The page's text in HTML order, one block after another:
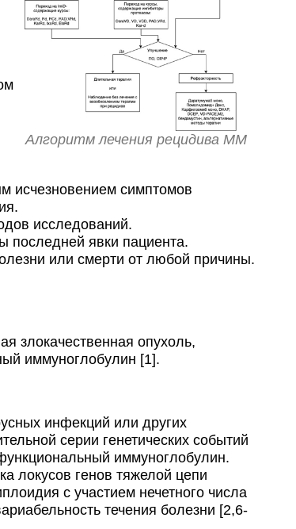
Алгоритм лечения рецидива ММ
исчезновением симптомов
исследований.
последней явки пациента.
или смерти от любой причины.
злокачественная опухоль,
иммуноглобулин [1].
инфекций или других
серии генетических событий
иммуноглобулин.
локусов генов тяжелой цепи
с участием нечетного числа
течения болезни [2,6-